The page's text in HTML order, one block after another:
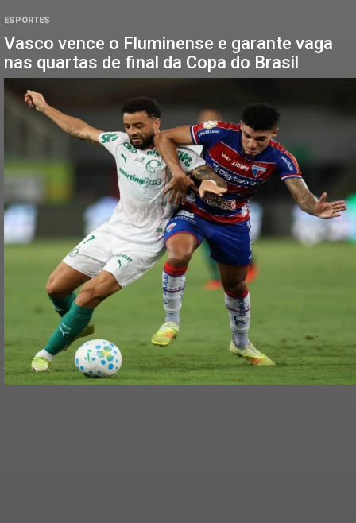
ESPORTES
Vasco vence o Fluminense e garante vaga
nas quartas de final da Copa do Brasil